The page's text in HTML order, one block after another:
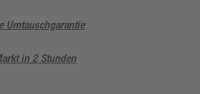
Umtauschgarantie
in 2 Stunden